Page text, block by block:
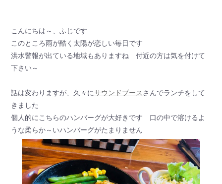
こんにちは～、ふじです
このところ雨が酷く太陽が恋しい毎日です
洪水警報が出ている地域もありますね 付近の方は気を付けて
下さい～
話は変わりますが、久々にサウンドブース さんでランチをして
きました
個人的にこちらのハンバーグが大好きです 口の中で溶けるよ
うな柔らか～いハンバーグがたまりません